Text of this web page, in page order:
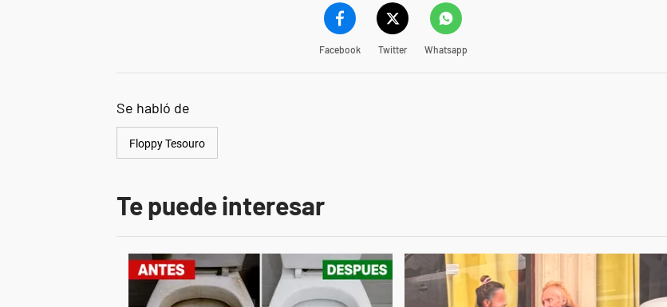
Facebook Twitter Whatsapp
Se habló de
Floppy Tesouro
Te puede interesar